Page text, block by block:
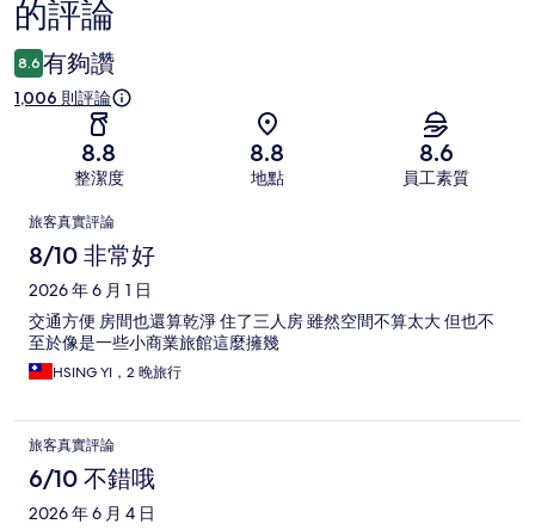
論
的評論
8.6 有夠讚
1,006 則評論
8.8
整潔度
8.8
地點
8.6
員工素質
評
論
旅客真實評論
8/10 非常好
2026 年 6 月 1 日
交通方便 房間也還算乾淨 住了三人房 雖然空間不算太大 但也不
至於像是一些小商業旅館這麼擁幾
HSING YI，2 晚旅行
旅客真實評論
6/10 不錯哦
2026 年 6 月 4 日